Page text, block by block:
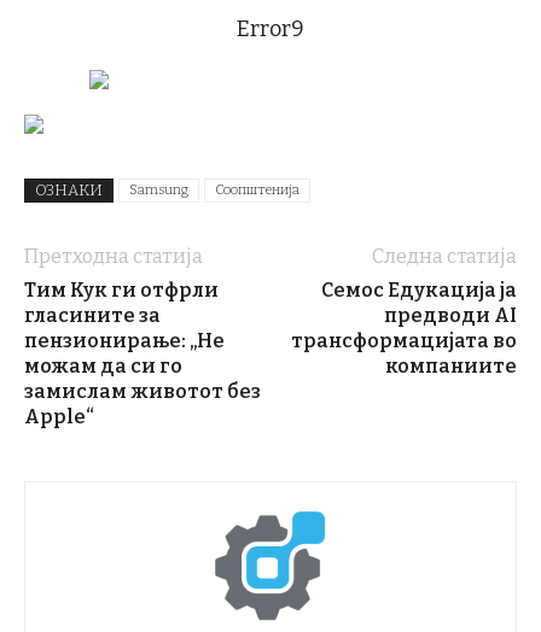
Error9
ОЗНАКИ Samsung Соопштенија
Претходна статија
Тим Кук ги отфрли
гласините за
пензионирање: „Не
можам да си го
замислам животот без
Apple“
Следна статија
Семос Едукација ја
предводи AI
трансформацијата во
компаниите